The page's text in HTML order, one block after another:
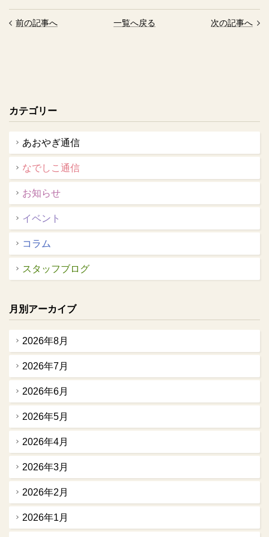
前の記事へ 一覧へ戻る 次の記事へ
カテゴリー
あおやぎ通信
なでしこ通信
お知らせ
イベント
コラム
スタッフブログ
月別アーカイブ
2026年8月
2026年7月
2026年6月
2026年5月
2026年4月
2026年3月
2026年2月
2026年1月